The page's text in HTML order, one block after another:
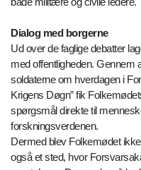
Dialog med borgerne
Ud over de faglige debatter
med offentligheden. Gennem
soldaterne om hverdagen i
Krigens Døgn” fik
spørgsmål direkte til
forskningsverdenen.
Dermed blev Folkemødet
også et sted, hvor